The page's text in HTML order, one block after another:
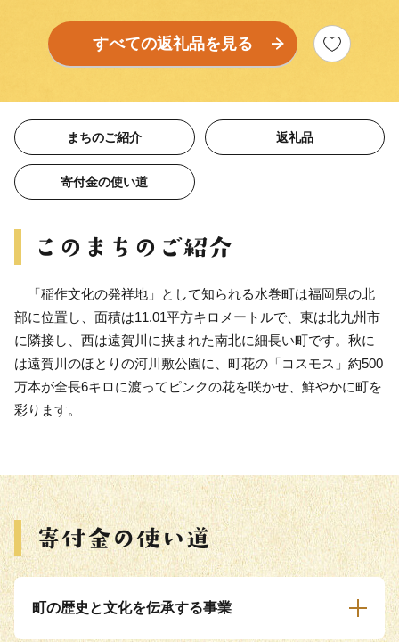
すべての返礼品を見る
まちのご紹介 返礼品
寄付金の使い道
「稲作文化の発祥地」として知られる水巻町は福岡県の北
部に位置し、面積は11.01平方キロメートルで、東は北九州市
に隣接し、西は遠賀川に挟まれた南北に細長い町です。秋に
は遠賀川のほとりの河川敷公園に、町花の「コスモス」約500
万本が全長6キロに渡ってピンクの花を咲かせ、鮮やかに町を
彩ります。
町の歴史と文化を伝承する事業